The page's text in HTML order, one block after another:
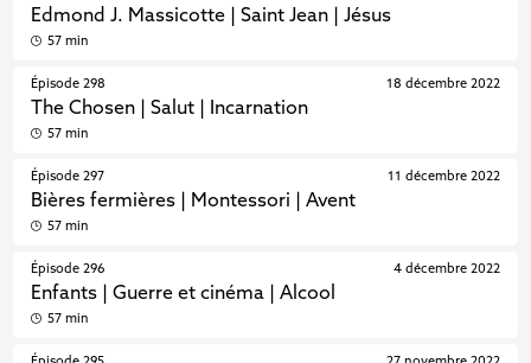
Edmond J. Massicotte | Saint Jean | Jésus
57 min
Épisode 298
The Chosen | Salut | Incarnation
18 décembre 2022
57 min
Épisode 297
Bières fermières | Montessori | Avent
11 décembre 2022
57 min
Épisode 296
Enfants | Guerre et cinéma | Alcool
4 décembre 2022
57 min